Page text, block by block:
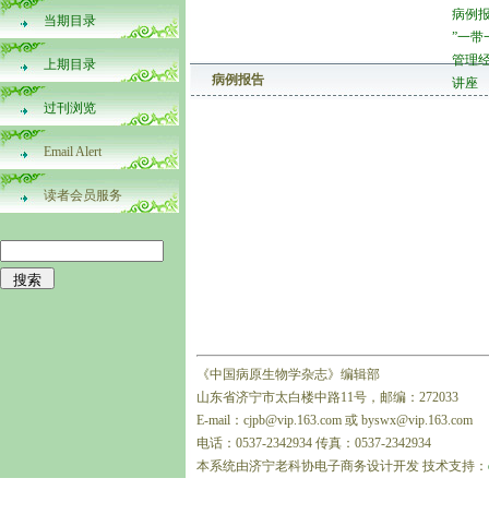
当期目录
上期目录
过刊浏览
Email Alert
读者会员服务
病例
”一带
管理
讲座
病例报告
《中国病原生物学杂志》编辑部
山东省济宁市太白楼中路11号，邮编：272033
E-mail：cjpb@vip.163.com 或 byswx@vip.163.com
电话：0537-2342934 传真：0537-2342934
本系统由济宁老科协电子商务设计开发 技术支持：